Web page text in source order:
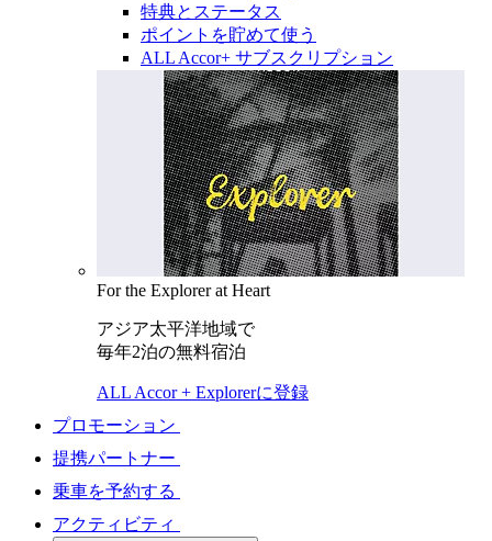
特典とステータス
ポイントを貯めて使う
ALL Accor+ サブスクリプション
For the Explorer at Heart
アジア太平洋地域で
毎年2泊の無料宿泊
ALL Accor + Explorerに登録
プロモーション
提携パートナー
乗車を予約する
アクティビティ